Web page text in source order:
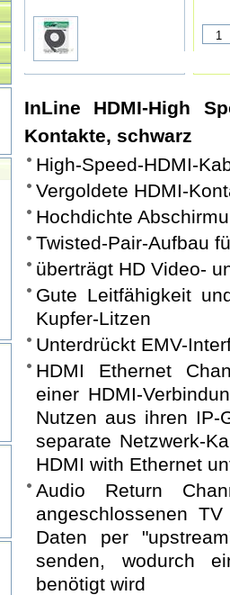
InLine HDMI-High
Kontakte, schwarz
High-Speed-HDMI-
Vergoldete HDMI-
Hochdichte
Twisted-Pair-Aufbau
überträgt HD Video-
Gute Leitfähigkeit
Kupfer-Litzen
Unterdrückt EMV-
HDMI Ethernet
einer HDMI-
Nutzen aus ihren IP-
separate Netzwerk-
HDMI with Ethernet
Audio Return
angeschlossenen
Daten per
senden, wodurch
benötigt wird